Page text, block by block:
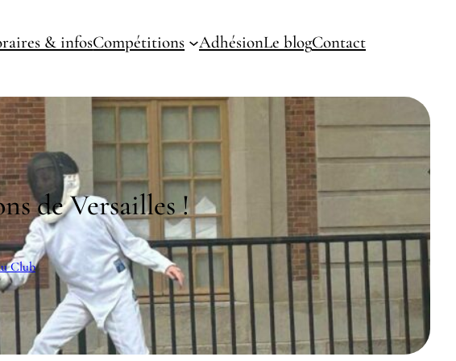
& infosCompétitions AdhésionLe blogContact
de Versailles !
Club